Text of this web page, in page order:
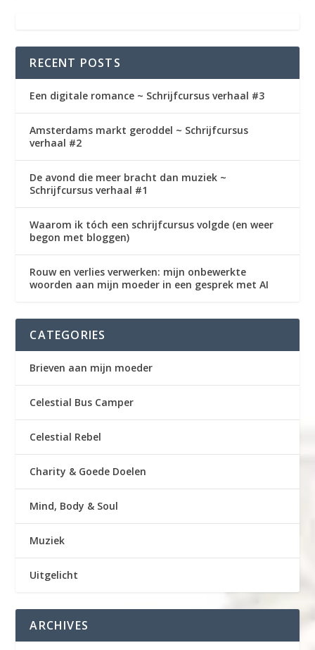
RECENT POSTS
Een digitale romance ~ Schrijfcursus verhaal #3
Amsterdams markt geroddel ~ Schrijfcursus
verhaal #2
De avond die meer bracht dan muziek ~
Schrijfcursus verhaal #1
Waarom ik tóch een schrijfcursus volgde (en weer
begon met bloggen)
Rouw en verlies verwerken: mijn onbewerkte
woorden aan mijn moeder in een gesprek met AI
CATEGORIES
Brieven aan mijn moeder
Celestial Bus Camper
Celestial Rebel
Charity & Goede Doelen
Mind, Body & Soul
Muziek
Uitgelicht
ARCHIVES